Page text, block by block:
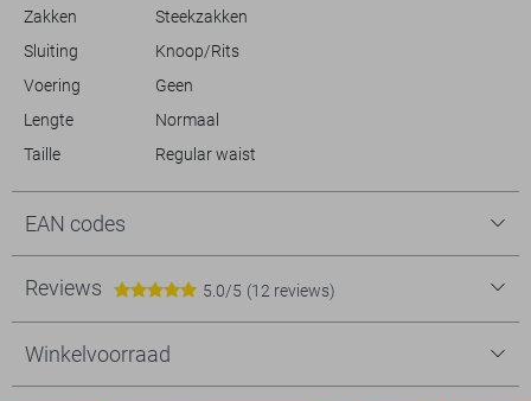
Zakken
Steekzakken
Sluiting
Knoop/Rits
Voering
Geen
Lengte
Normaal
Taille
Regular waist
EAN codes
Reviews 5.0/5 (12 reviews)
Winkelvoorraad